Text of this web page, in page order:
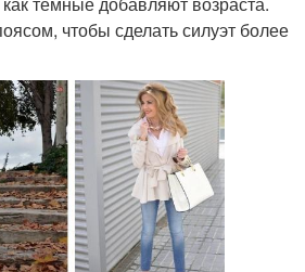
чтобы сделать силуэт более